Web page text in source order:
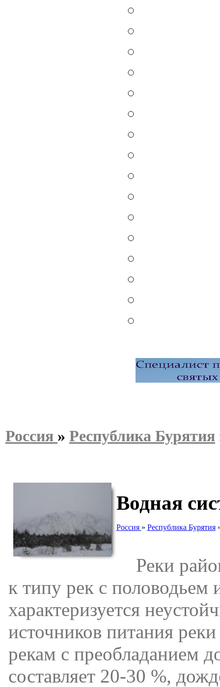
Россия » Республика Бурятия
Водная
Россия » Республика Бурятия
Реки
к типу рек с
характеризуется
источников питания
рекам с преобладанием
составляет 20-30 %,